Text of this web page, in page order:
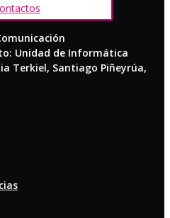
Unidad de Informática
Terkiel, Santiago Piñeyrúa,